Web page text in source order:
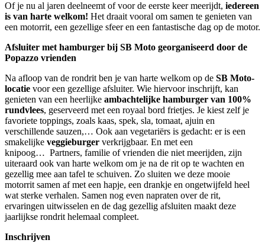
Of je nu al jaren deelneemt of voor de eerste keer meerijdt, iedereen
is van harte welkom! Het draait vooral om samen te genieten van
een motorrit, een gezellige sfeer en een fantastische dag op de motor.
Afsluiter met hamburger bij SB Moto georganiseerd door de
Popazzo vrienden
Na afloop van de rondrit ben je van harte welkom op de SB Moto-
locatie voor een gezellige afsluiter. Wie hiervoor inschrijft, kan
genieten van een heerlijke ambachtelijke hamburger van 100%
rundvlees, geserveerd met een royaal bord frietjes. Je kiest zelf je
favoriete toppings, zoals kaas, spek, sla, tomaat, ajuin en
verschillende sauzen,… Ook aan vegetariërs is gedacht: er is een
smakelijke veggieburger verkrijgbaar. En met een
knipoog… Partners, familie of vrienden die niet meerijden, zijn
uiteraard ook van harte welkom om je na de rit op te wachten en
gezellig mee aan tafel te schuiven. Zo sluiten we deze mooie
motorrit samen af met een hapje, een drankje en ongetwijfeld heel
wat sterke verhalen. Samen nog even napraten over de rit,
ervaringen uitwisselen en de dag gezellig afsluiten maakt deze
jaarlijkse rondrit helemaal compleet.
Inschrijven